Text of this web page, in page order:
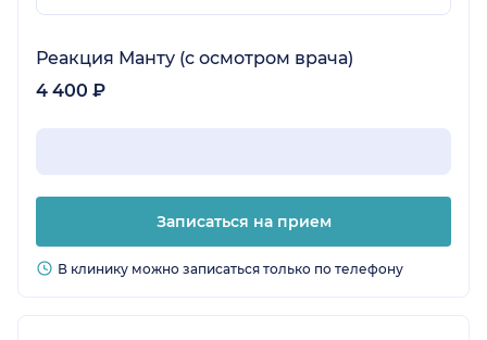
Реакция Манту (с осмотром врача)
4 400 ₽
Записаться на прием
В клинику можно записаться только по телефону